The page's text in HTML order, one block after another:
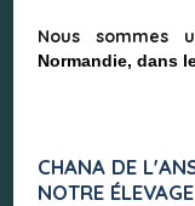
Nous sommes
Normandie, dans
CHANA DE L'ANSE DE MALFALCO, LA BASE DE
NOTRE ÉLEVAGE